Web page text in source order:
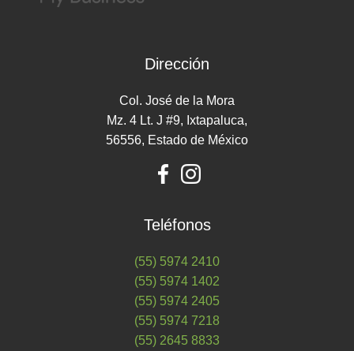
Dirección
Col. José de la Mora
Mz. 4 Lt. J #9, Ixtapaluca,
56556, Estado de México
Teléfonos
(55) 5974 2410
(55) 5974 1402
(55) 5974 2405
(55) 5974 7218
(55) 2645 8833